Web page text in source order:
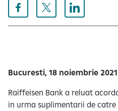
Bucuresti, 18 noiembrie 2021
Raiffeisen Bank a reluat
in urma suplimentarii de catre